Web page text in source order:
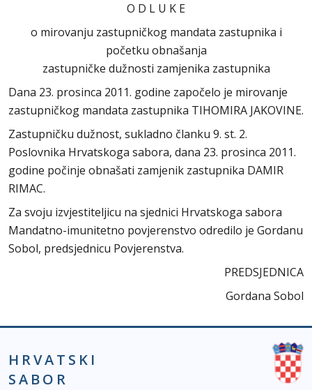
O D L U K E
o mirovanju zastupničkog mandata zastupnika i
početku obnašanja
zastupničke dužnosti zamjenika zastupnika
Dana 23. prosinca 2011. godine započelo je mirovanje
zastupničkog mandata zastupnika TIHOMIRA JAKOVINE.
Zastupničku dužnost, sukladno članku 9. st. 2.
Poslovnika Hrvatskoga sabora, dana 23. prosinca 2011.
godine počinje obnašati zamjenik zastupnika DAMIR
RIMAC.
Za svoju izvjestiteljicu na sjednici Hrvatskoga sabora
Mandatno-imunitetno povjerenstvo odredilo je Gordanu
Sobol, predsjednicu Povjerenstva.
PREDSJEDNICA
Gordana Sobol
HRVATSKI
SABOR